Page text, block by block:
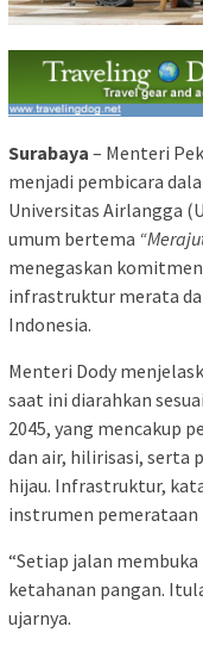
Surabaya – Menteri
menjadi pembicara
Universitas Airlangga
umum bertema
menegaskan
infrastruktur merata
Indonesia.
Menteri Dody
saat ini diarahkan
2045, yang mencakup
dan air, hilirisasi, serta
hijau. Infrastruktur,
instrumen pemerataan
“Setiap jalan
ketahanan pangan.
ujarnya.